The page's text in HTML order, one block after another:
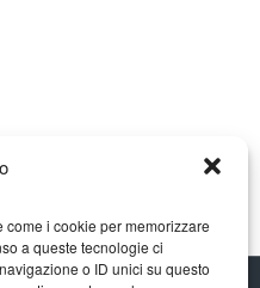
i cookie per memorizzare
a queste tecnologie ci
o ID unici su questo